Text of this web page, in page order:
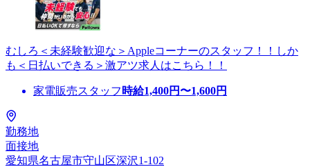
むしろ＜未経験歓迎な＞Appleコーナーのスタッフ！！しか
も＜日払いできる＞激アツ求人はこちら！！
家電販売スタッフ 時給1,400円〜1,600円
勤務地
面接地
愛知県名古屋市守山区深沢1-102